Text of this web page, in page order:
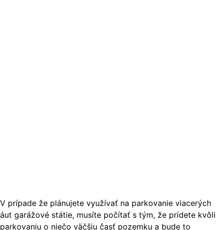
V prípade že plánujete využívať na parkovanie viacerých
áut garážové státie, musíte počítať s tým, že prídete kvôli
parkovaniu o niečo väčšiu časť pozemku a bude to